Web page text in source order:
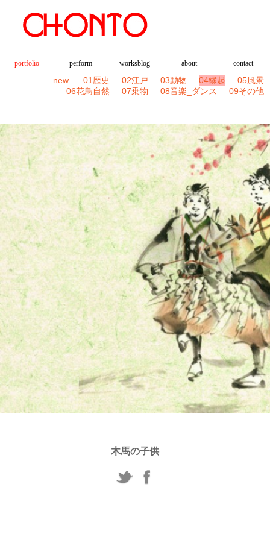
portfolio perform worksblog about contact
new 01歴史 02江戸 03動物 04縁起
05風景
06花鳥自然
07乗物 08音楽_ダンス 09その他
木馬の子供